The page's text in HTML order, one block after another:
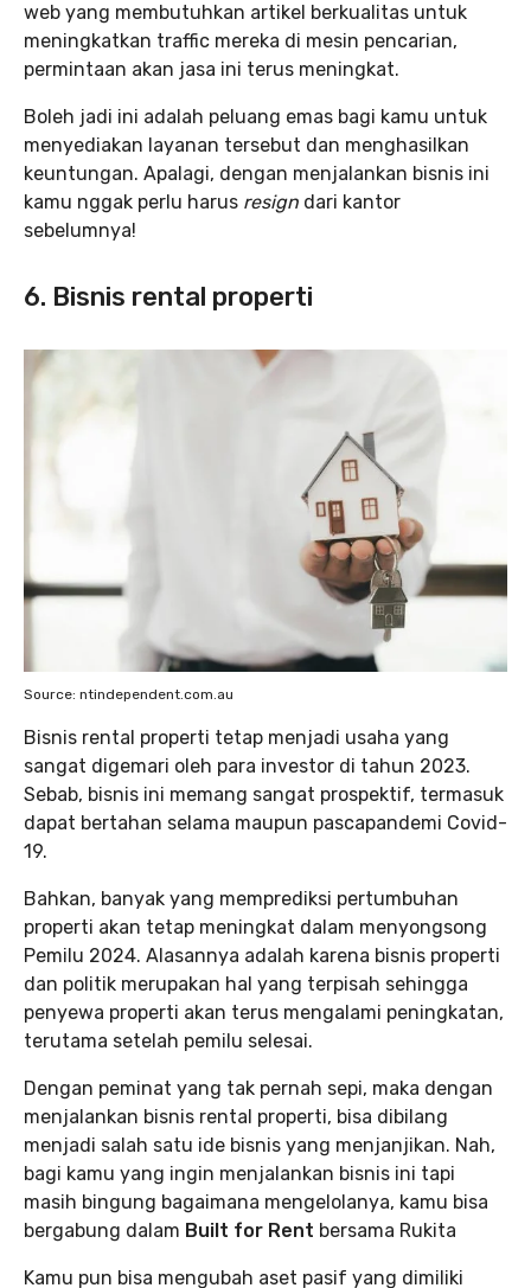
web yang membutuhkan artikel berkualitas untuk
meningkatkan traffic mereka di mesin pencarian,
permintaan akan jasa ini terus meningkat.
Boleh jadi ini adalah peluang emas bagi kamu untuk
menyediakan layanan tersebut dan menghasilkan
keuntungan. Apalagi, dengan menjalankan bisnis ini
kamu nggak perlu harus resign dari kantor
sebelumnya!
6. Bisnis rental properti
Source: ntindependent.com.au
Bisnis rental properti tetap menjadi usaha yang
sangat digemari oleh para investor di tahun 2023.
Sebab, bisnis ini memang sangat prospektif, termasuk
dapat bertahan selama maupun pascapandemi Covid-
19.
Bahkan, banyak yang memprediksi pertumbuhan
properti akan tetap meningkat dalam menyongsong
Pemilu 2024. Alasannya adalah karena bisnis properti
dan politik merupakan hal yang terpisah sehingga
penyewa properti akan terus mengalami peningkatan,
terutama setelah pemilu selesai.
Dengan peminat yang tak pernah sepi, maka dengan
menjalankan bisnis rental properti, bisa dibilang
menjadi salah satu ide bisnis yang menjanjikan. Nah,
bagi kamu yang ingin menjalankan bisnis ini tapi
masih bingung bagaimana mengelolanya, kamu bisa
bergabung dalam Built for Rent bersama Rukita
Kamu pun bisa mengubah aset pasif yang dimiliki